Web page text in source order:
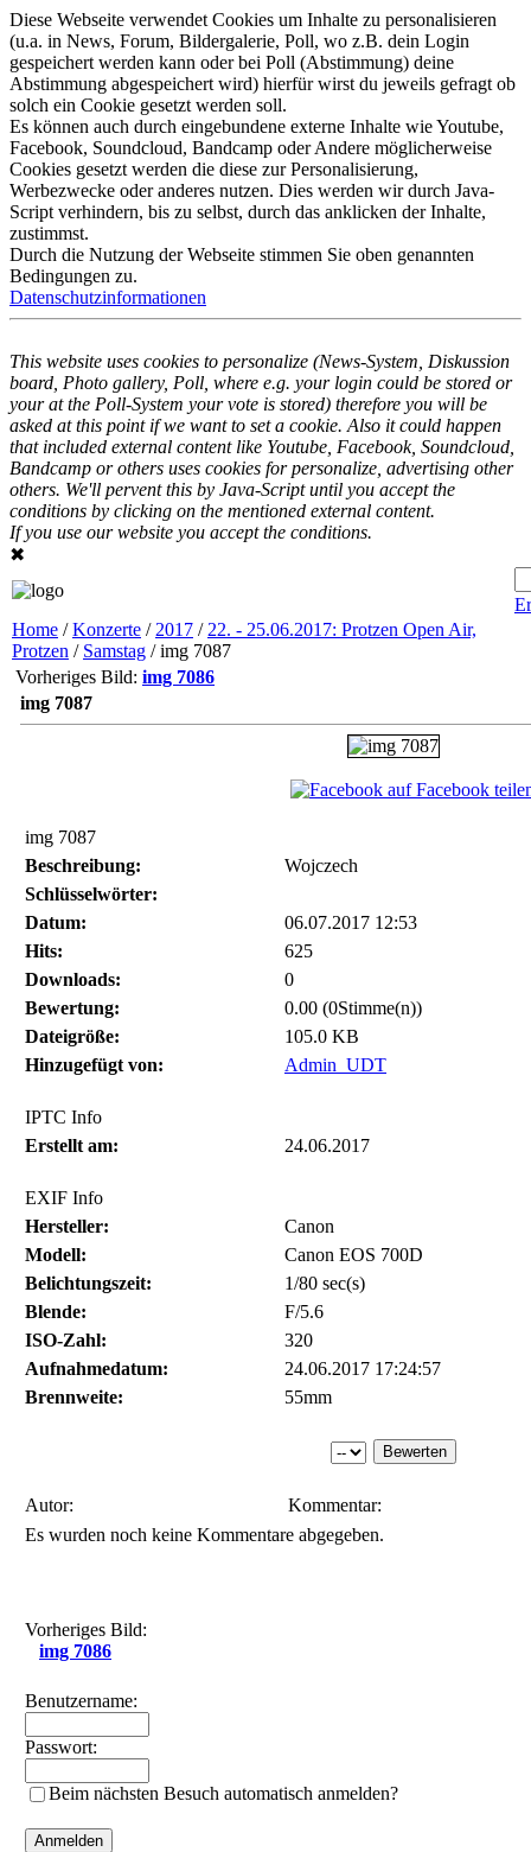
Diese Webseite verwendet Cookies um Inhalte zu personalisieren
(u.a. in News, Forum, Bildergalerie, Poll, wo z.B. dein Login
gespeichert werden kann oder bei Poll (Abstimmung) deine
Abstimmung abgespeichert wird) hierfür wirst du jeweils gefragt ob
solch ein Cookie gesetzt werden soll.
Es können auch durch eingebundene externe Inhalte wie Youtube,
Facebook, Soundcloud, Bandcamp oder Andere möglicherweise
Cookies gesetzt werden die diese zur Personalisierung,
Werbezwecke oder anderes nutzen. Dies werden wir durch Java-
Script verhindern, bis zu selbst, durch das anklicken der Inhalte,
zustimmst.
Durch die Nutzung der Webseite stimmen Sie oben genannten
Bedingungen zu.
Datenschutzinformationen
This website uses cookies to personalize (News-System, Diskussion
board, Photo gallery, Poll, where e.g. your login could be stored or
your at the Poll-System your vote is stored) therefore you will be
asked at this point if we want to set a cookie. Also it could happen
that included external content like Youtube, Facebook, Soundcloud,
Bandcamp or others uses cookies for personalize, advertising other
others. We'll pervent this by Java-Script until you accept the
conditions by clicking on the mentioned external content.
If you use our website you accept the conditions.
✖
Home /Konzerte / 2017 / 22. - 25.06.2017: Protzen Open Air,
Protzen / Samstag / img 7087
Vorheriges Bild: img 7086
img 7087
auf Facebook
img 7087
Beschreibung:
Wojczech
Schlüsselwörter:
Datum:
06.07.2017 12:53
Hits:
625
Downloads:
0
Bewertung:
0.00 (0Stimme(n))
Dateigröße:
105.0 KB
Hinzugefügt von:
Admin_UDT
IPTC Info
Erstellt am:
24.06.2017
EXIF Info
Hersteller:
Canon
Modell:
Canon EOS 700D
Belichtungszeit:
1/80 sec(s)
Blende:
F/5.6
ISO-Zahl:
320
Aufnahmedatum:
24.06.2017 17:24:57
Brennweite:
55mm
Autor:
Kommentar:
Es wurden noch keine Kommentare abgegeben.
Vorheriges Bild:
img 7086
Benutzername:
Passwort:
Beim nächsten Besuch automatisch anmelden?